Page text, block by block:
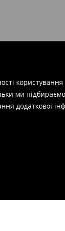
ми
додаткової